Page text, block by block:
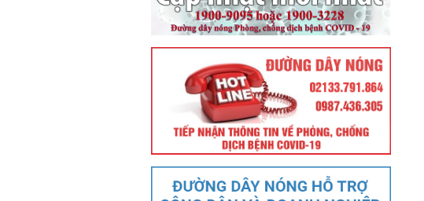
Tên:(Nghị định Quy định về bồi thường, hỗ
trợ, tái định cư khi Nhà nước thu hồi đất)